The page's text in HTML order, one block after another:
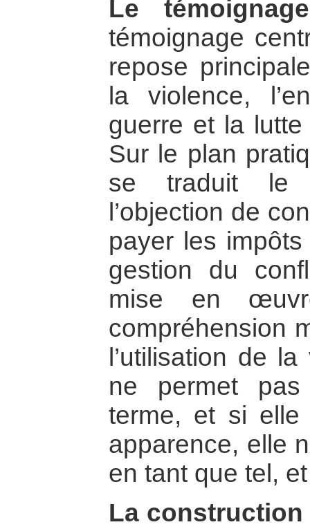
Le
témoignage
repose
la violence,
guerre et la
Sur le plan
se traduit le
l’objection de
payer les impôts
gestion du
mise en
compréhension
l’utilisation de
ne permet
terme, et si
apparence, elle
en tant que tel,
La construction